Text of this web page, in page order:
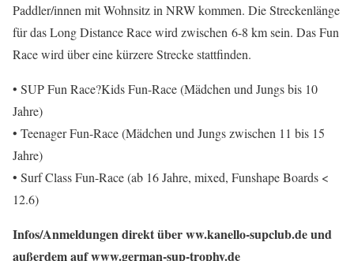
Paddler/innen mit Wohnsitz in NRW kommen. Die Streckenlänge
für das Long Distance Race wird zwischen 6-8 km sein. Das Fun
Race wird über eine kürzere Strecke stattfinden.
• SUP Fun Race?Kids Fun-Race (Mädchen und Jungs bis 10
Jahre)
• Teenager Fun-Race (Mädchen und Jungs zwischen 11 bis 15
Jahre)
• Surf Class Fun-Race (ab 16 Jahre, mixed, Funshape Boards <
12.6)
Infos/Anmeldungen direkt über ww.kanello-supclub.de und
außerdem auf www.german-sup-trophy.de